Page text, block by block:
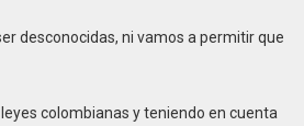
desconocidas, ni vamos a permitir que
colombianas y teniendo en cuenta